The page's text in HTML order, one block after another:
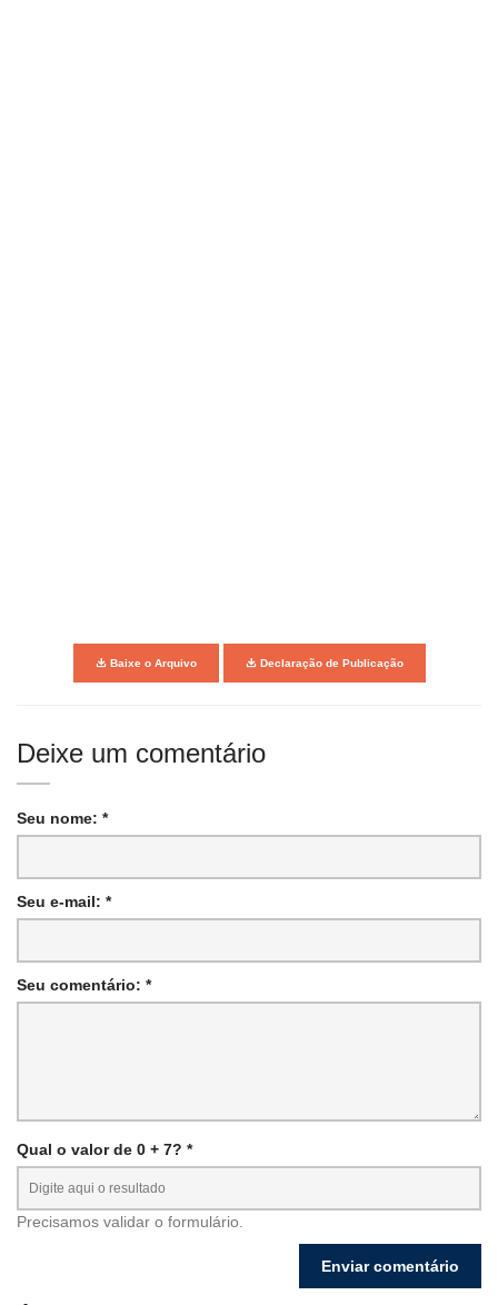
Baixe o Arquivo Declaração de Publicação
Deixe um comentário
Seu nome: *
Seu e-mail: *
Seu comentário: *
Qual o valor de 0 + 7? *
Precisamos validar o formulário.